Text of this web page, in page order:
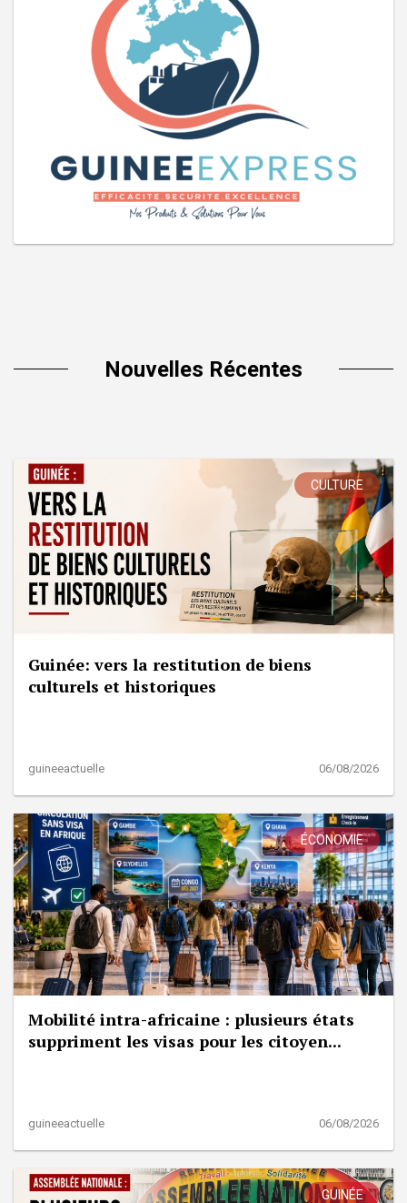
Nouvelles Récentes
CULTURE
Guinée: vers la restitution de biens
culturels et historiques
guineeactuelle 06/08/2026
ÉCONOMIE
Mobilité intra-africaine : plusieurs états
suppriment les visas pour les citoyen...
guineeactuelle 06/08/2026
GUINÉE